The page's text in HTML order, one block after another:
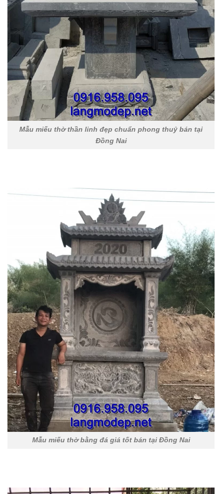
Mẫu miếu thờ thần linh đẹp chuẩn phong thuỷ bán tại
Đồng Nai
Mẫu miếu thờ bằng đá giá tốt bán tại Đồng Nai